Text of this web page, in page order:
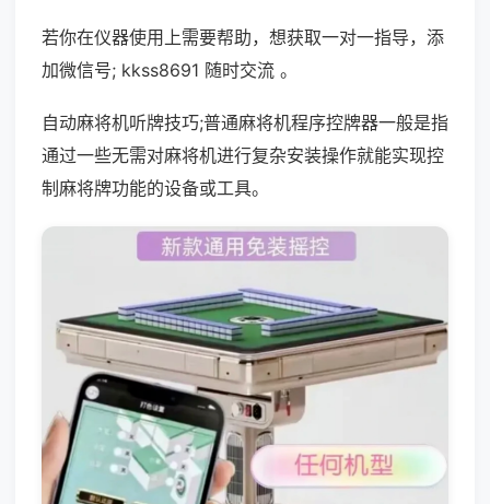
若你在仪器使用上需要帮助，想获取一对一指导，添
加微信号; kkss8691 随时交流 。
自动麻将机听牌技巧;普通麻将机程序控牌器一般是指
通过一些无需对麻将机进行复杂安装操作就能实现控
制麻将牌功能的设备或工具。